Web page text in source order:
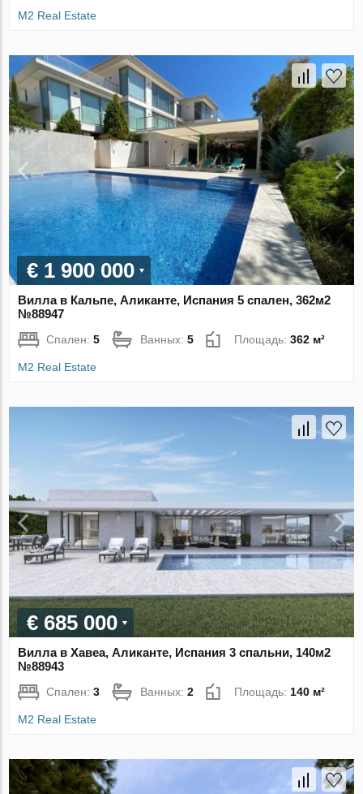
M2 Real Estate
€ 1 900 000
Вилла в Кальпе, Аликанте, Испания 5 спален, 362м2
№88947
Спален:5 Ванных:5 Площадь:362 м²
M2 Real Estate
€ 685 000
Вилла в Хавеа, Аликанте, Испания 3 спальни, 140м2
№88943
Спален:3 Ванных:2 Площадь: 140 м²
M2 Real Estate